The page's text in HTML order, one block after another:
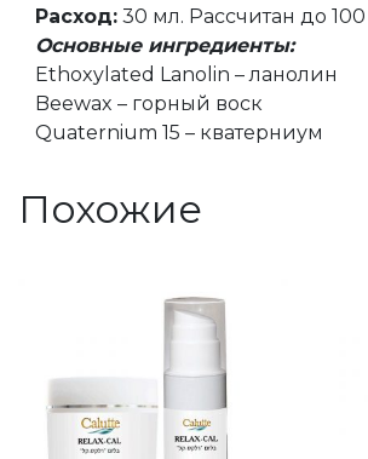
Расход: 30 мл. Рассчитан до
Основные ингредиенты:
Ethoxylated Lanolin – ланолин
Beewax – горный воск
Quaternium 15 – кватерниум
Похожие